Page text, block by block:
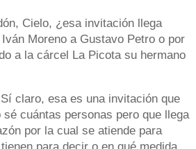
Cielo, ¿esa invitación llega
Moreno a Gustavo Petro o por
a la cárcel La Picota su hermano
Sí claro, esa es una invitación que
sé cuántas personas pero que llega
por la cual se atiende para